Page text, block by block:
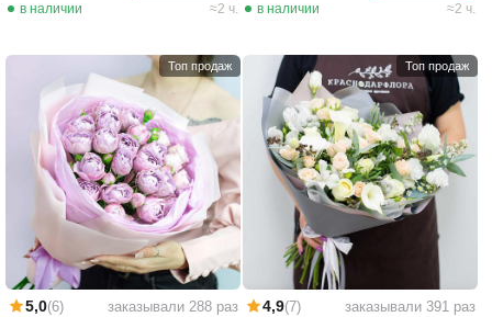
в наличии 2 ч. в наличии 2 ч.
Топ продаж
5,0(6) заказывали 288 раз
Топ продаж
4,9(7) заказывали 391 раз